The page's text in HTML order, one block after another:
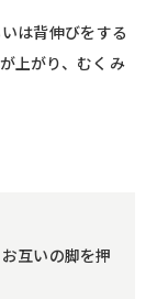
は背伸びをする
上がり、むくみ
互いの脚を押